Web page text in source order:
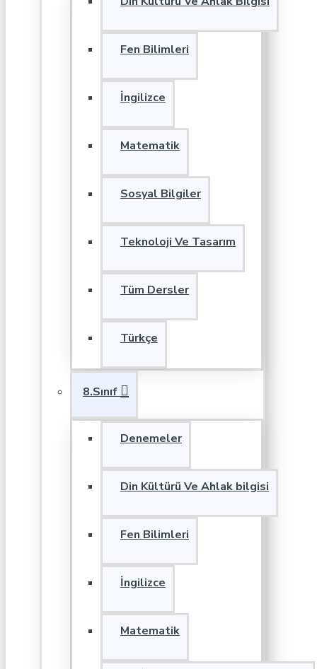
Fen Bilimleri
İngilizce
Matematik
Sosyal Bilgiler
Teknoloji Ve Tasarım
Tüm Dersler
Türkçe
8.Sınıf
Denemeler
Din Kültürü Ve Ahlak bilgisi
Fen Bilimleri
İngilizce
Matematik